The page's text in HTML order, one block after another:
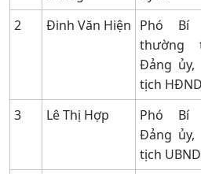
2 Đinh Văn Hiện Phó Bí
thường
Đảng ủy,
tịch HĐND
3 Lê Thị Hợp
Phó Bí
Đảng ủy,
tịch UBND